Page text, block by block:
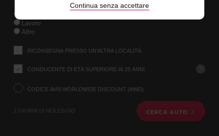
la
località
di
ritiro
utilizzando
modulo
ricerca
Successivamente,
questo
modulo
TIPOLOGIA DI NOLEGGIO
Lavoro
Altro
RICONSEGNA PRESSO UN’ALTRA LOCALITÀ
CONDUCENTE DI ETÀ SUPERIORE AI 25 ANNI
CODICE AVIS WORLDWIDE DISCOUNT (AWD)
2 GIORNI DI NOLEGGIO CERCA AUTO
Continua senza accettare